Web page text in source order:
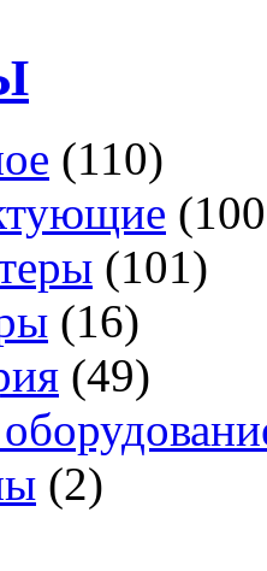
(110)
(101)
(16)
(49)
(2)